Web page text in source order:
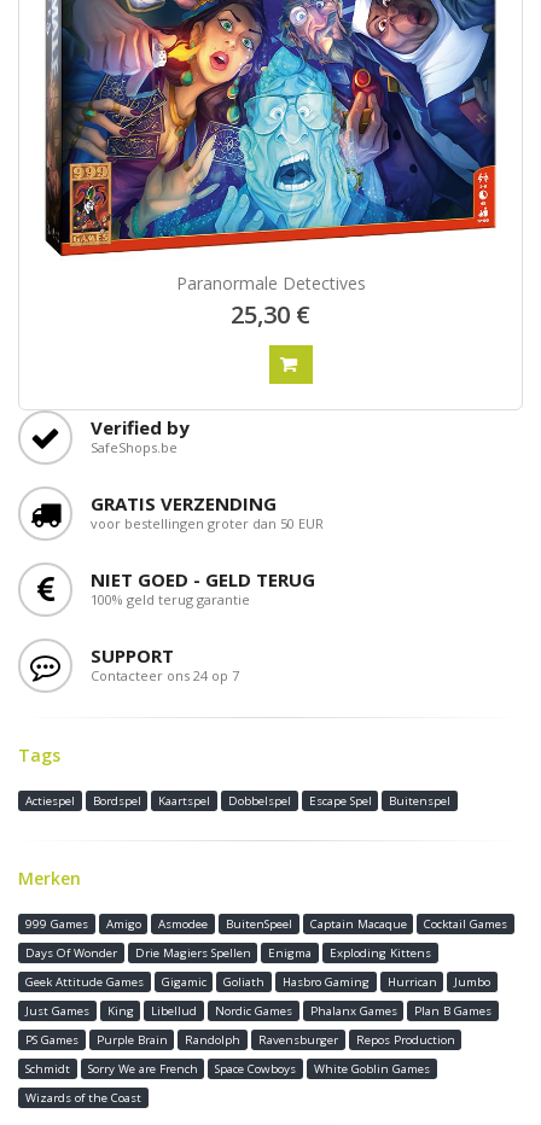
Paranormale Detectives
25,30 €
Verified by
SafeShops.be
GRATIS VERZENDING
voor bestellingen groter dan 50 EUR
NIET GOED - GELD TERUG
100% geld terug garantie
SUPPORT
Contacteer ons 24 op 7
Tags
Actiespel Bordspel Kaartspel Dobbelspel Escape Spel Buitenspel
Merken
999 Games Amigo Asmodee BuitenSpeel Captain Macaque
Cocktail Games
Days Of Wonder
Drie Magiers Spellen Enigma
Exploding Kittens
Geek Attitude Games
Gigamic Goliath Hasbro Gaming Hurrican
Jumbo
Just Games
King Libellud Nordic Games Phalanx Games
Plan B Games
PS Games
Purple Brain Randolph Ravensburger
Repos Production
Schmidt
Sorry We are French Space Cowboys
White Goblin Games
Wizards of the Coast